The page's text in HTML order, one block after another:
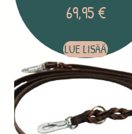
69,95€
LUE LISÄÄ